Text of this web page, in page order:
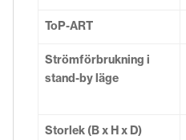
ToP-ART
Strömförbrukning i
stand-by läge
Storlek (B x H x D)